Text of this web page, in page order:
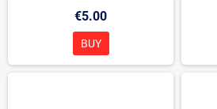
€5.00
BUY